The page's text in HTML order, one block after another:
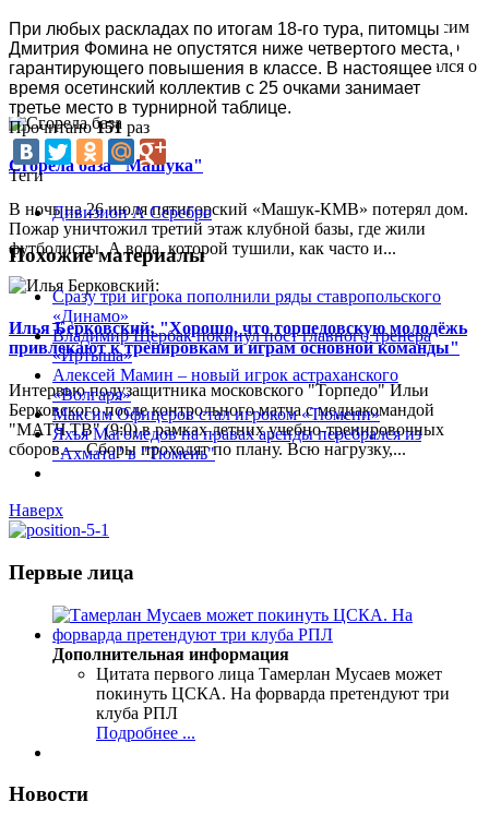
Председатель совета директоров "Крыльев Советов" Максим
Симонов в интервью "Матч ТВ" оценил итоги прошедшего
сезона для самарского клуба, а также откровенно высказался о
кадровой ошибке...
Сгорела база "Машука"
В ночь на 26 июля пятигорский «Машук-КМВ» потерял дом.
Пожар уничтожил третий этаж клубной базы, где жили
футболисты. А вода, которой тушили, как часто и...
Илья Берковский: "Хорошо, что торпедовскую молодёжь
привлекают к тренировкам и играм основной команды"
Интервью полузащитника московского "Торпедо" Ильи
Берковского после контрольного матча с медиакомандой
"МАТЧ ТВ" (9:0) в рамках летних учебно-тренировочных
сборов.— Сборы проходят по плану. Всю нагрузку,...
При любых раскладах по итогам 18-го тура, питомцы
Дмитрия Фомина не опустятся ниже четвертого места,
гарантирующего повышения в классе. В настоящее
время осетинский коллектив с 25 очками занимает
третье место в турнирной таблице.
Прочитано151 раз
Теги
Дивизион А Серебро
Похожие материалы
Сразу три игрока пополнили ряды ставропольского
«Динамо»
Владимир Щербак покинул пост главного тренера
«Иртыша»
Алексей Мамин – новый игрок астраханского
«Волгаря»
Максим Офицеров стал игроком «Тюмени»
Яхъя Магомедов на правах аренды перебрался из
"Ахмата" в "Тюмень"
Наверх
Первые лица
Дополнительная информация
Цитата первого лица Тамерлан Мусаев может
покинуть ЦСКА. На форварда претендуют три
клуба РПЛ
Подробнее ...
Новости